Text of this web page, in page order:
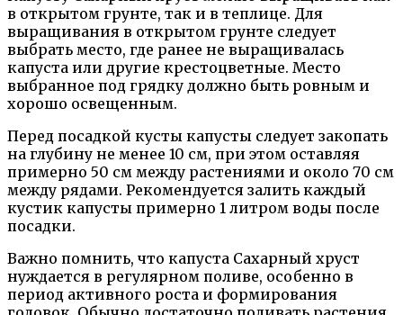
в открытом грунте, так и в теплице. Для
выращивания в открытом грунте следует
выбрать место, где ранее не выращивалась
капуста или другие крестоцветные. Место
выбранное под грядку должно быть ровным и
хорошо освещенным.
Перед посадкой кусты капусты следует закопать
на глубину не менее 10 см, при этом оставляя
примерно 50 см между растениями и около 70 см
между рядами. Рекомендуется залить каждый
кустик капусты примерно 1 литром воды после
посадки.
Важно помнить, что капуста Сахарный хруст
нуждается в регулярном поливе, особенно в
период активного роста и формирования